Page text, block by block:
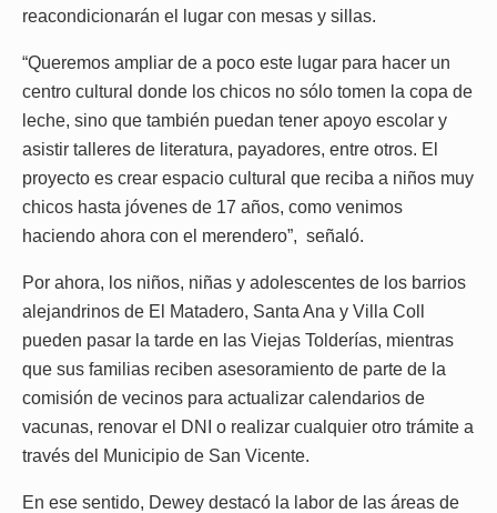
reacondicionarán el lugar con mesas y sillas.
“Queremos ampliar de a poco este lugar para hacer un
centro cultural donde los chicos no sólo tomen la copa de
leche, sino que también puedan tener apoyo escolar y
asistir talleres de literatura, payadores, entre otros. El
proyecto es crear espacio cultural que reciba a niños muy
chicos hasta jóvenes de 17 años, como venimos
haciendo ahora con el merendero”, señaló.
Por ahora, los niños, niñas y adolescentes de los barrios
alejandrinos de El Matadero, Santa Ana y Villa Coll
pueden pasar la tarde en las Viejas Tolderías, mientras
que sus familias reciben asesoramiento de parte de la
comisión de vecinos para actualizar calendarios de
vacunas, renovar el DNI o realizar cualquier otro trámite a
través del Municipio de San Vicente.
En ese sentido, Dewey destacó la labor de las áreas de